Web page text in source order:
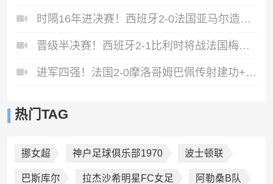
时隔16年进决赛！西班牙2-0法国亚马尔造点奥亚萨瓦尔、波罗破门
晋级半决赛！西班牙2-1比利时将战法国梅里诺替补绝杀拉门斯送礼
进军四强！法国2-0摩洛哥姆巴佩传射建功+失点登贝莱贴地斩
热门TAG
挪女超 神户足球俱乐部1970 波士顿联
巴斯库尔 拉杰沙希明星FC女足 阿勒桑B队